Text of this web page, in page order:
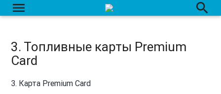
menu
Назначение RFID на ТС
Радар
Временные ссылки доступа
search
3. Топливные карты Premium
Card
3. Карта Premium Card